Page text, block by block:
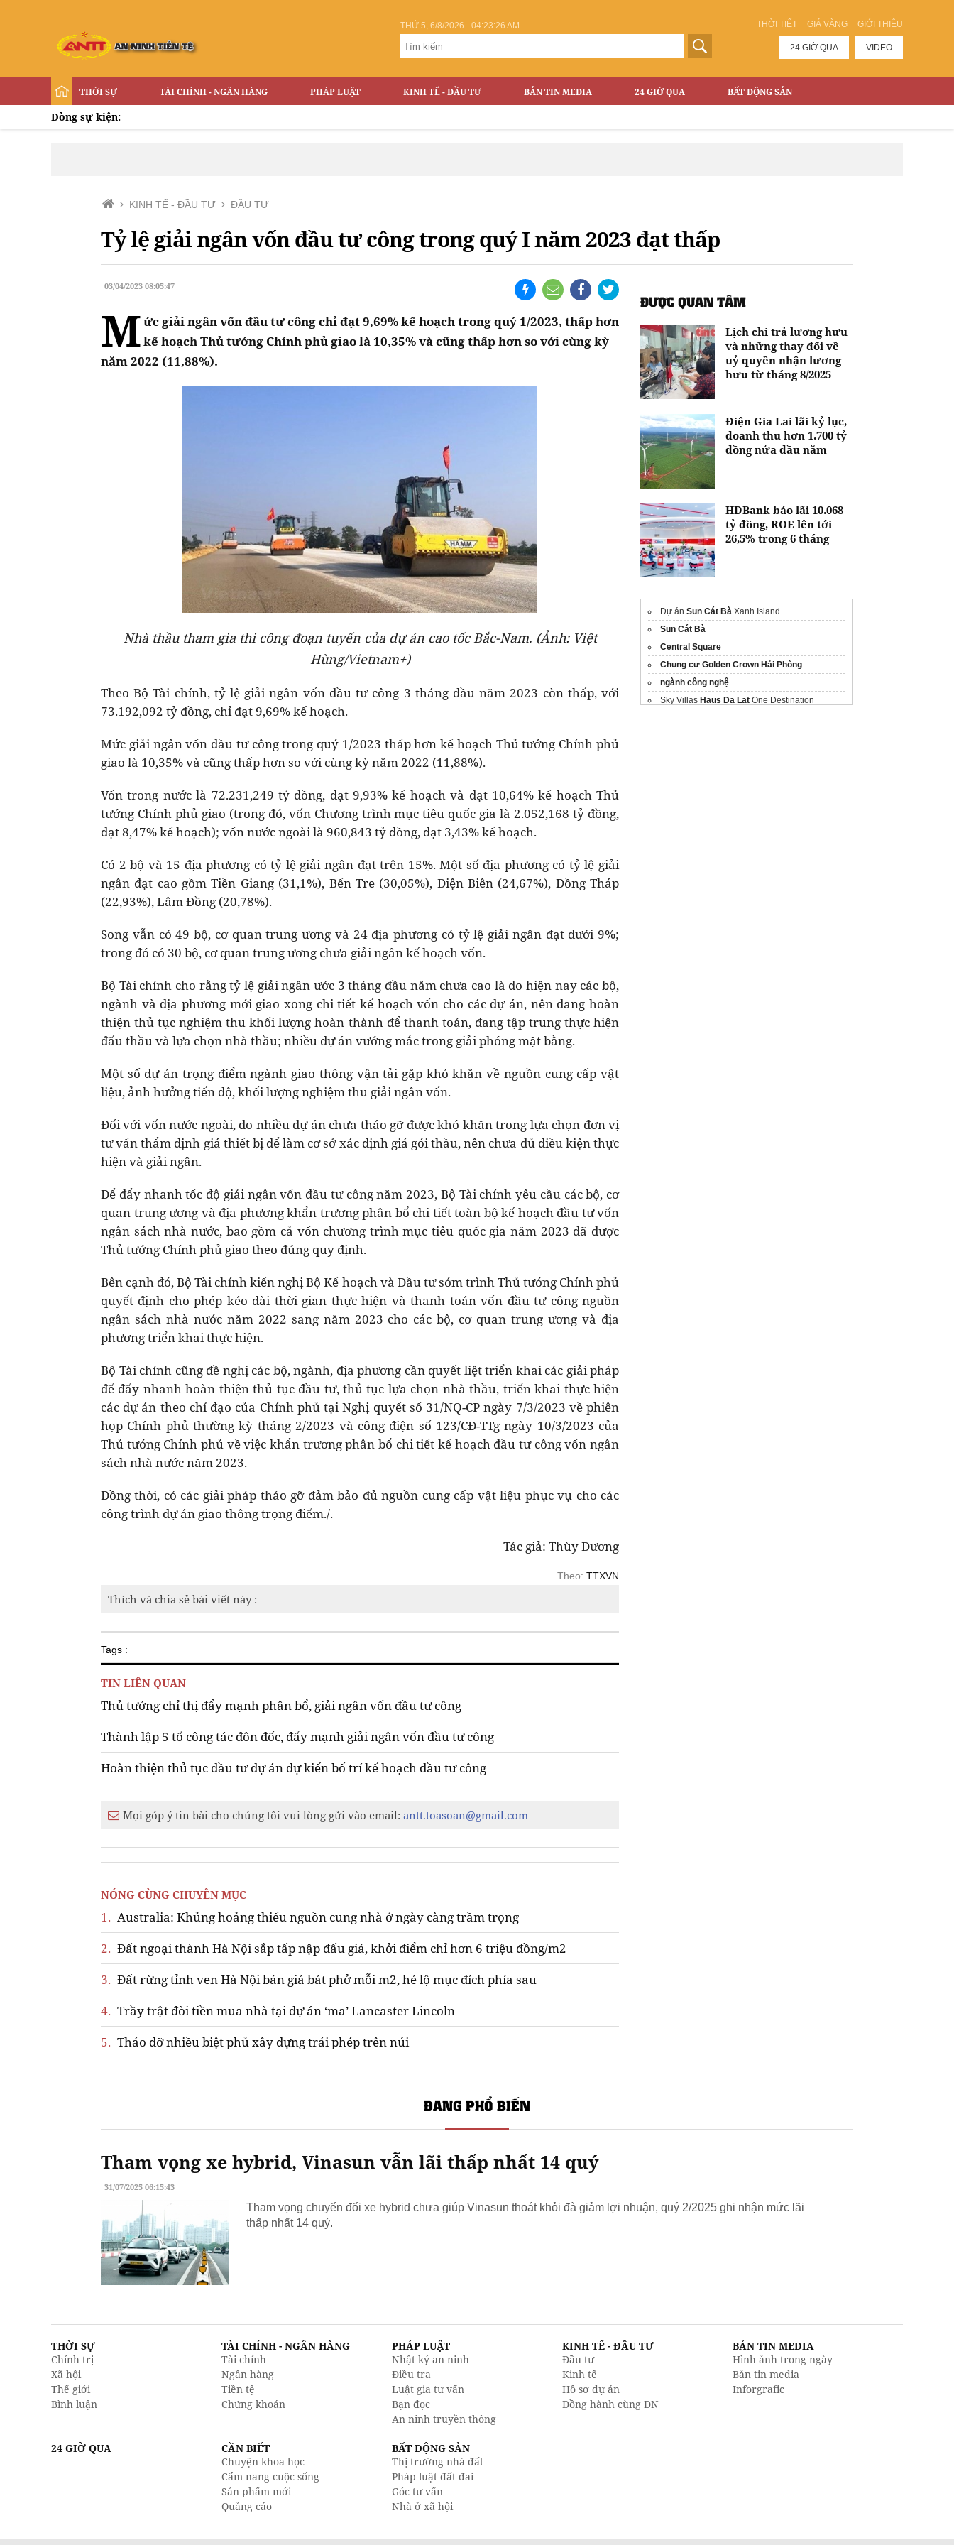
THỜI TIẾT GIÁ VÀNG GIỚI THIỆU
THỨ 5, 6/8/2026 - 04:23:27 AM
24 GIỜ QUA VIDEO
THỜI SỰ TÀI CHÍNH - NGÂN HÀNG PHÁP LUẬT KINH TẾ - ĐẦU TƯ BẢN TIN MEDIA 24 GIỜ QUA BẤT ĐỘNG SẢN
Dòng sự kiện:
KINH TẾ - ĐẦU TƯ ĐẦU TƯ
Tỷ lệ giải ngân vốn đầu tư công trong quý I năm 2023 đạt thấp
03/04/2023 08:05:47
Mức giải ngân vốn đầu tư công chỉ đạt 9,69% kế hoạch trong quý 1/2023, thấp hơn
kế hoạch Thủ tướng Chính phủ giao là 10,35% và cũng thấp hơn so với cùng kỳ
năm 2022 (11,88%).
Nhà thầu tham gia thi công đoạn tuyến của dự án cao tốc Bắc-Nam. (Ảnh: Việt
Hùng/Vietnam+)
Theo Bộ Tài chính, tỷ lệ giải ngân vốn đầu tư công 3 tháng đầu năm 2023 còn thấp, với
73.192,092 tỷ đồng, chỉ đạt 9,69% kế hoạch.
Mức giải ngân vốn đầu tư công trong quý 1/2023 thấp hơn kế hoạch Thủ tướng Chính phủ
giao là 10,35% và cũng thấp hơn so với cùng kỳ năm 2022 (11,88%).
Vốn trong nước là 72.231,249 tỷ đồng, đạt 9,93% kế hoạch và đạt 10,64% kế hoạch Thủ
tướng Chính phủ giao (trong đó, vốn Chương trình mục tiêu quốc gia là 2.052,168 tỷ đồng,
đạt 8,47% kế hoạch); vốn nước ngoài là 960,843 tỷ đồng, đạt 3,43% kế hoạch.
Có 2 bộ và 15 địa phương có tỷ lệ giải ngân đạt trên 15%. Một số địa phương có tỷ lệ giải
ngân đạt cao gồm Tiền Giang (31,1%), Bến Tre (30,05%), Điện Biên (24,67%), Đồng Tháp
(22,93%), Lâm Đồng (20,78%).
Song vẫn có 49 bộ, cơ quan trung ương và 24 địa phương có tỷ lệ giải ngân đạt dưới 9%;
trong đó có 30 bộ, cơ quan trung ương chưa giải ngân kế hoạch vốn.
Bộ Tài chính cho rằng tỷ lệ giải ngân ước 3 tháng đầu năm chưa cao là do hiện nay các bộ,
ngành và địa phương mới giao xong chi tiết kế hoạch vốn cho các dự án, nên đang hoàn
thiện thủ tục nghiệm thu khối lượng hoàn thành để thanh toán, đang tập trung thực hiện
đấu thầu và lựa chọn nhà thầu; nhiều dự án vướng mắc trong giải phóng mặt bằng.
Một số dự án trọng điểm ngành giao thông vận tải gặp khó khăn về nguồn cung cấp vật
liệu, ảnh hưởng tiến độ, khối lượng nghiệm thu giải ngân vốn.
Đối với vốn nước ngoài, do nhiều dự án chưa tháo gỡ được khó khăn trong lựa chọn đơn vị
tư vấn thẩm định giá thiết bị để làm cơ sở xác định giá gói thầu, nên chưa đủ điều kiện thực
hiện và giải ngân.
Để đẩy nhanh tốc độ giải ngân vốn đầu tư công năm 2023, Bộ Tài chính yêu cầu các bộ, cơ
quan trung ương và địa phương khẩn trương phân bổ chi tiết toàn bộ kế hoạch đầu tư vốn
ngân sách nhà nước, bao gồm cả vốn chương trình mục tiêu quốc gia năm 2023 đã được
Thủ tướng Chính phủ giao theo đúng quy định.
Bên cạnh đó, Bộ Tài chính kiến nghị Bộ Kế hoạch và Đầu tư sớm trình Thủ tướng Chính phủ
quyết định cho phép kéo dài thời gian thực hiện và thanh toán vốn đầu tư công nguồn
ngân sách nhà nước năm 2022 sang năm 2023 cho các bộ, cơ quan trung ương và địa
phương triển khai thực hiện.
Bộ Tài chính cũng đề nghị các bộ, ngành, địa phương cần quyết liệt triển khai các giải pháp
để đẩy nhanh hoàn thiện thủ tục đầu tư, thủ tục lựa chọn nhà thầu, triển khai thực hiện
các dự án theo chỉ đạo của Chính phủ tại Nghị quyết số 31/NQ-CP ngày 7/3/2023 về phiên
họp Chính phủ thường kỳ tháng 2/2023 và công điện số 123/CĐ-TTg ngày 10/3/2023 của
Thủ tướng Chính phủ về việc khẩn trương phân bổ chi tiết kế hoạch đầu tư công vốn ngân
sách nhà nước năm 2023.
Đồng thời, có các giải pháp tháo gỡ đảm bảo đủ nguồn cung cấp vật liệu phục vụ cho các
công trình dự án giao thông trọng điểm./.
Tác giả: Thùy Dương
Theo: TTXVN
Thích và chia sẻ bài viết này :
Tags :
TIN LIÊN QUAN
Thủ tướng chỉ thị đẩy mạnh phân bổ, giải ngân vốn đầu tư công
Thành lập 5 tổ công tác đôn đốc, đẩy mạnh giải ngân vốn đầu tư công
Hoàn thiện thủ tục đầu tư dự án dự kiến bố trí kế hoạch đầu tư công
Mọi góp ý tin bài cho chúng tôi vui lòng gửi vào email: antt.toasoan@gmail.com
NÓNG CÙNG CHUYÊN MỤC
1. Australia: Khủng hoảng thiếu nguồn cung nhà ở ngày càng trầm trọng
2. Đất ngoại thành Hà Nội sắp tấp nập đấu giá, khởi điểm chỉ hơn 6 triệu đồng/m2
3. Đất rừng tỉnh ven Hà Nội bán giá bát phở mỗi m2, hé lộ mục đích phía sau
4. Trầy trật đòi tiền mua nhà tại dự án ‘ma’ Lancaster Lincoln
5. Tháo dỡ nhiều biệt phủ xây dựng trái phép trên núi
ĐƯỢC QUAN TÂM
Lịch chi trả lương hưu
và những thay đổi về
uỷ quyền nhận lương
hưu từ tháng 8/2025
Điện Gia Lai lãi kỷ lục,
doanh thu hơn 1.700 tỷ
đồng nửa đầu năm
HDBank báo lãi 10.068
tỷ đồng, ROE lên tới
26,5% trong 6 tháng
Dự án Sun Cát Bà Xanh Island
Sun Cát Bà
Central Square
Chung cư Golden Crown Hải Phòng
ngành công nghệ
Sky Villas Haus Da Lat One Destination
ĐANG PHỔ BIẾN
Tham vọng xe hybrid, Vinasun vẫn lãi thấp nhất 14 quý
31/07/2025 06:15:43
Tham vọng chuyển đổi xe hybrid chưa giúp Vinasun thoát khỏi đà giảm lợi nhuận, quý 2/2025 ghi nhận mức lãi
thấp nhất 14 quý.
THỜI SỰ
Chính trị
Xã hội
Thế giới
Bình luận
TÀI CHÍNH - NGÂN HÀNG
Tài chính
Ngân hàng
Tiền tệ
Chứng khoán
PHÁP LUẬT
Nhật ký an ninh
Điều tra
Luật gia tư vấn
Bạn đọc
An ninh truyền thông
KINH TẾ - ĐẦU TƯ
Đầu tư
Kinh tế
Hồ sơ dự án
Đồng hành cùng DN
BẢN TIN MEDIA
Hình ảnh trong ngày
Bản tin media
Inforgrafic
24 GIỜ QUA
CẦN BIẾT
Chuyện khoa học
Cẩm nang cuộc sống
Sản phẩm mới
Quảng cáo
BẤT ĐỘNG SẢN
Thị trường nhà đất
Pháp luật đất đai
Góc tư vấn
Nhà ở xã hội